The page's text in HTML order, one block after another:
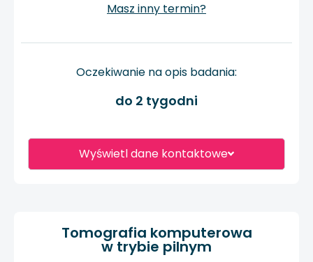
Wyświetl dane kontaktowe
Masz inny termin?
Oczekiwanie na opis badania:
do 2 tygodni
Tomografia komputerowa
w trybie pilnym